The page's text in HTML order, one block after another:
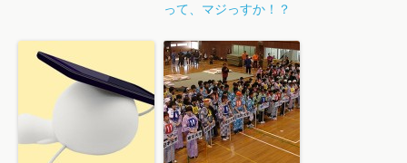
って、マジっすか！？